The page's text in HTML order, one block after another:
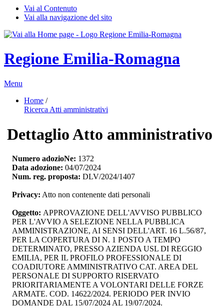
Vai al Contenuto
Vai alla navigazione del sito
Regione Emilia-Romagna
Menu
Home /
Ricerca Atti amministrativi
Dettaglio Atto amministrativo
Numero adozioNe: 1372
Data adozione: 04/07/2024
Num. reg. proposta: DLV/2024/1407
Privacy: Atto non contenente dati personali
Oggetto: APPROVAZIONE DELL'AVVISO PUBBLICO
PER L'AVVIO A SELEZIONE NELLA PUBBLICA
AMMINISTRAZIONE, AI SENSI DELL'ART. 16 L.56/87,
PER LA COPERTURA DI N. 1 POSTO A TEMPO
DETERMINATO, PRESSO AZIENDA USL DI REGGIO
EMILIA, PER IL PROFILO PROFESSIONALE DI
COADIUTORE AMMINISTRATIVO CAT. AREA DEL
PERSONALE DI SUPPORTO RISERVATO
PRIORITARIAMENTE A VOLONTARI DELLE FORZE
ARMATE. COD. 14622/2024. PERIODO PER INVIO
DOMANDE DAL 15/07/2024 AL 19/07/2024.